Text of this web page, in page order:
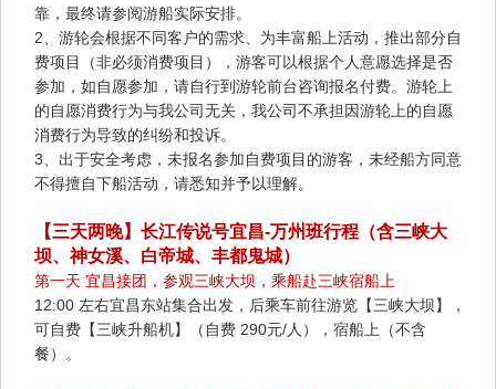
靠，最终请参阅游船实际安排。
2、游轮会根据不同客户的需求、为丰富船上活动，推出部分自
费项目（非必须消费项目），游客可以根据个人意愿选择是否
参加，如自愿参加，请自行到游轮前台咨询报名付费。游轮上
的自愿消费行为与我公司无关，我公司不承担因游轮上的自愿
消费行为导致的纠纷和投诉。
3、出于安全考虑，未报名参加自费项目的游客，未经船方同意
不得擅自下船活动，请悉知并予以理解。
【三天两晚】长江传说号宜昌-万州班行程（含三峡大
坝、神女溪、白帝城、丰都鬼城）
第一天 宜昌接团，参观三峡大坝，乘船赴三峡宿船上
12:00 左右宜昌东站集合出发，后乘车前往游览【三峡大坝】，
可自费【三峡升船机】（自费 290元/人），宿船上（不含
餐）。